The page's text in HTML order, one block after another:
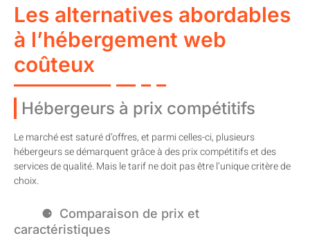
Les alternatives abordables
à l’hébergement web
coûteux
Hébergeurs à prix compétitifs
Le marché est saturé d’offres, et parmi celles-ci, plusieurs
hébergeurs se démarquent grâce à des prix compétitifs et des
services de qualité. Mais le tarif ne doit pas être l’unique critère de
choix.
Comparaison de prix et
caractéristiques